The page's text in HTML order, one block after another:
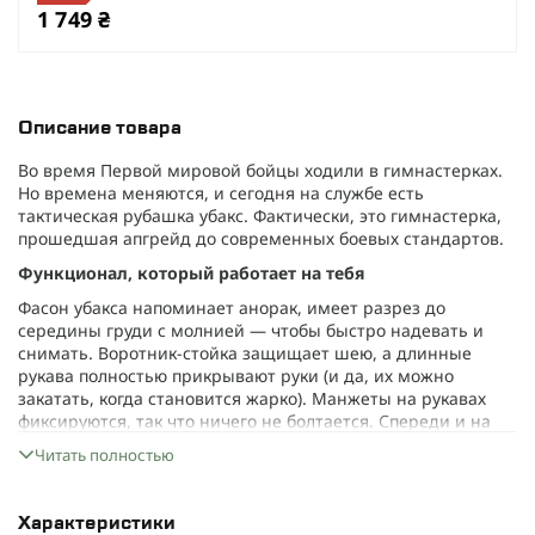
Описание товара
Во время Первой мировой бойцы ходили в гимнастерках.
Но времена меняются, и сегодня на службе есть
тактическая рубашка убакс. Фактически, это гимнастерка,
прошедшая апгрейд до современных боевых стандартов.
Функционал, который работает на тебя
Фасон убакса напоминает анорак, имеет разрез до
середины груди с молнией — чтобы быстро надевать и
снимать. Воротник-стойка защищает шею, а длинные
рукава полностью прикрывают руки (и да, их можно
закатать, когда становится жарко). Манжеты на рукавах
фиксируются, так что ничего не болтается. Спереди и на
спине — никаких лишних деталей, которые могли бы
мешать под бронежилетом или на задании. Панели велкро
персонализированной.
Читать полностью
Характеристики
1 749 ₴